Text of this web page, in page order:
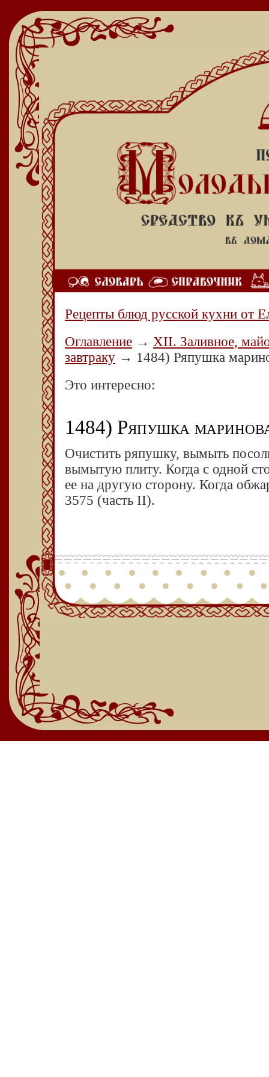
Рецепты блюд русской кухни от
Оглавление → XII. Заливное,
завтраку → 1484) Ряпушка
Это интересно:
1484) Ряпушка
Очистить ряпушку, вымыть
вымытую плиту. Когда с одной
ее на другую сторону. Когда
3575 (часть II).